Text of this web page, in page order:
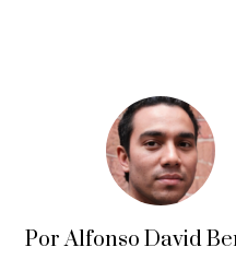
Por Alfonso David